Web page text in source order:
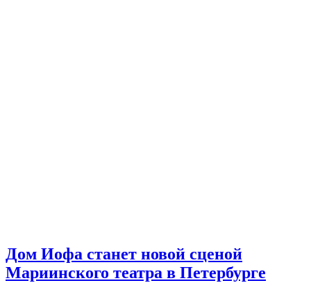
Дом Иофа станет новой сценой
Мариинского театра в Петербурге